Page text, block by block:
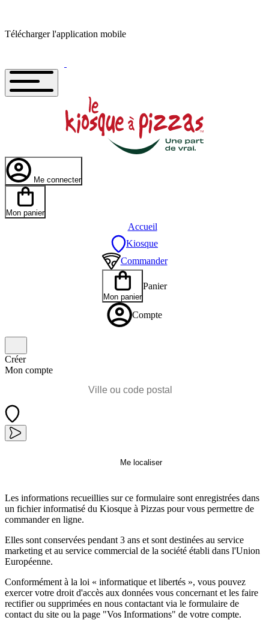
Télécharger l'application mobile
Me connecter
Mon panier
Accueil
Kiosque
Commander
Mon panier
Panier
Compte
Créer
Mon compte
Me localiser
Les informations recueillies sur ce formulaire sont enregistrées dans
un fichier informatisé du Kiosque à Pizzas pour vous permettre de
commander en ligne.
Elles sont conservées pendant 3 ans et sont destinées au service
marketing et au service commercial de la société établi dans l'Union
Européenne.
Conformément à la loi « informatique et libertés », vous pouvez
exercer votre droit d'accès aux données vous concernant et les faire
rectifier ou supprimées en nous contactant via le formulaire de
contact du site ou la page "Vos Informations" de votre compte.